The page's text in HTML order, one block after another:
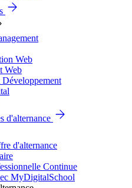
Web
Web
d'alternance
d'alternance
Continue
MyDigitalSchool